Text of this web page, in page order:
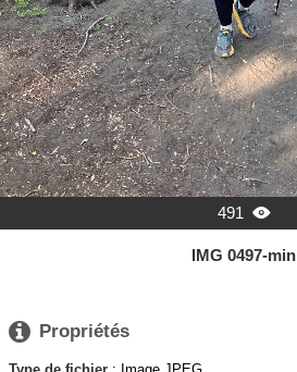
491 
IMG 0497-min
 Propriétés